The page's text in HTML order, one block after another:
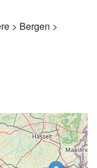
> Bergen >